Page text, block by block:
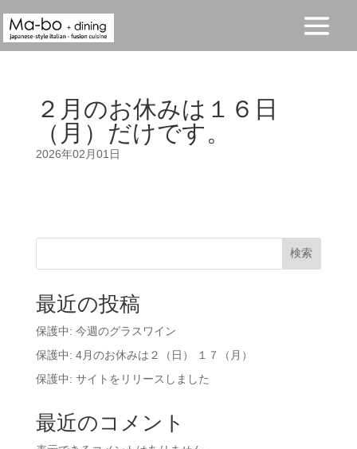
２月のお休みは１６日
（月）だけです。
2026年02月01日
検索
最近の投稿
保護中: 今週のグラスワイン
保護中: 4月のお休みは２（日） １７（月）
保護中: サイトをリリースしました
最近のコメント